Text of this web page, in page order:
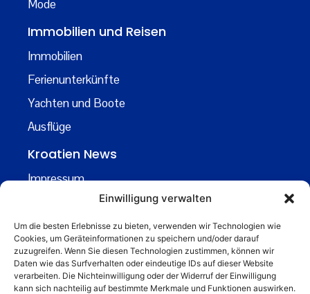
Einwilligung verwalten
Um die besten Erlebnisse zu bieten, verwenden wir Technologien wie
Cookies, um Geräteinformationen zu speichern und/oder darauf
zuzugreifen. Wenn Sie diesen Technologien zustimmen, können wir
Daten wie das Surfverhalten oder eindeutige IDs auf dieser Website
verarbeiten. Die Nichteinwilligung oder der Widerruf der Einwilligung
kann sich nachteilig auf bestimmte Merkmale und Funktionen auswirken.
Mode
Immobilien und Reisen
Immobilien
Ferienunterkünfte
Yachten und Boote
Ausflüge
Kroatien News
Impressum
Kontakt
Über uns
Business